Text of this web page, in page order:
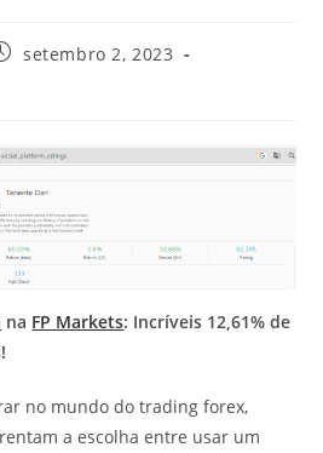
setembro 2, 2023
na FP Markets: Incríveis 12,61% de
no mundo do trading forex,
a escolha entre usar um